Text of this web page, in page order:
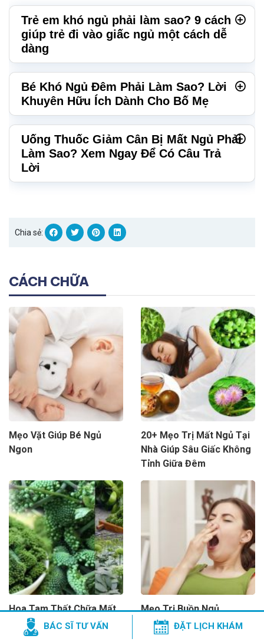
Trẻ em khó ngủ phải làm sao? 9 cách
giúp trẻ đi vào giấc ngủ một cách dễ
dàng
Bé Khó Ngủ Đêm Phải Làm Sao? Lời
Khuyên Hữu Ích Dành Cho Bố Mẹ
Uống Thuốc Giảm Cân Bị Mất Ngủ Phải
Làm Sao? Xem Ngay Để Có Câu Trả
Lời
Chia sẻ:
CÁCH CHỮA
Mẹo Vặt Giúp Bé Ngủ
Ngon
20+ Mẹo Trị Mất Ngủ Tại
Nhà Giúp Sâu Giấc Không
Tỉnh Giữa Đêm
Hoa Tam Thất Chữa Mất
Mẹo Trị Buồn Ngủ
BÁC SĨ TƯ VẤN ĐẶT LỊCH KHÁM